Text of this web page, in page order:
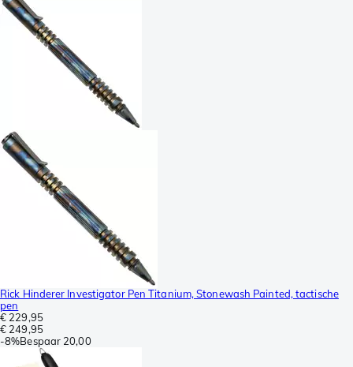
Rick Hinderer Investigator Pen Titanium, Stonewash Painted, tactische
pen
€ 229,95
€ 249,95
-8%Bespaar 20,00